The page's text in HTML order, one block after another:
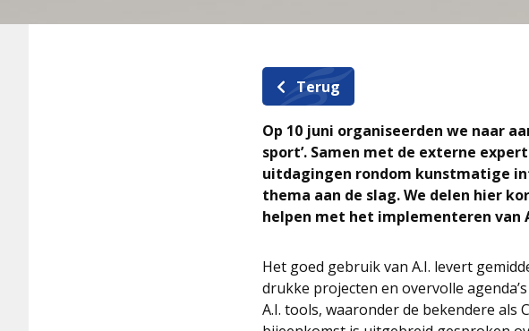
Terug
Op 10 juni organiseerden we naar
sport’. Samen met de externe
uitdagingen rondom kunstmatige
thema aan de slag. We delen hier
helpen met het implementeren van
Het goed gebruik van A.I. levert
drukke projecten en overvolle
A.I. tools, waaronder de bekendere als